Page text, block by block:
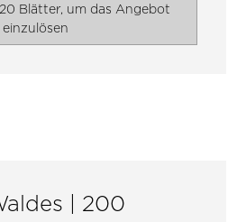
Blätter, um das Angebot
einzulösen
| 200